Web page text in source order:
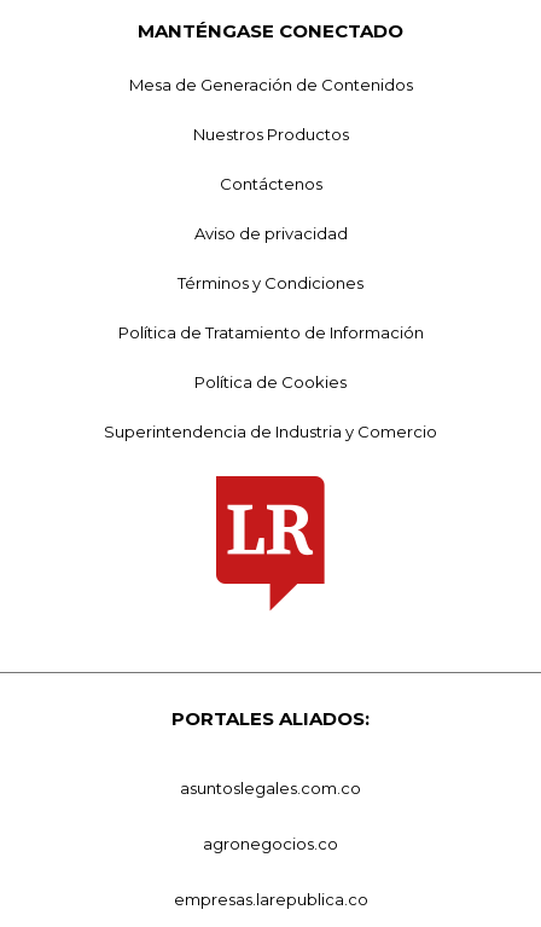
MANTÉNGASE CONECTADO
Mesa de Generación de Contenidos
Nuestros Productos
Contáctenos
Aviso de privacidad
Términos y Condiciones
Política de Tratamiento de Información
Política de Cookies
Superintendencia de Industria y Comercio
PORTALES ALIADOS:
asuntoslegales.com.co
agronegocios.co
empresas.larepublica.co